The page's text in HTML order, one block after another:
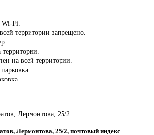
Wi-Fi.
территории запрещено.
территории.
на всей территории.
Лермонтова, 25/2
Лермонтова, 25/2, почтовый индекс